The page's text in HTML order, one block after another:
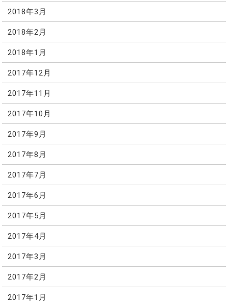
2018年3月
2018年2月
2018年1月
2017年12月
2017年11月
2017年10月
2017年9月
2017年8月
2017年7月
2017年6月
2017年5月
2017年4月
2017年3月
2017年2月
2017年1月